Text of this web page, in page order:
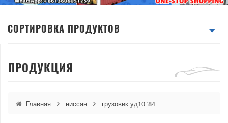
СОРТИРОВКА ПРОДУКТОВ
ПРОДУКЦИЯ
Главная ниссан грузовик уд10 '84